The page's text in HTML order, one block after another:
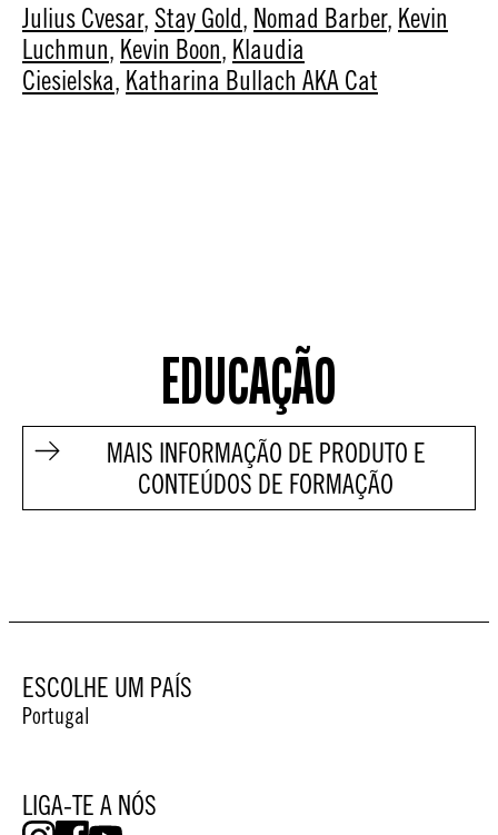
Julius Cvesar, Stay Gold, Nomad Barber, Kevin
Luchmun, Kevin Boon, Klaudia
Ciesielska, Katharina Bullach AKA Cat
EDUCAÇÃO
MAIS INFORMAÇÃO DE PRODUTO E
CONTEÚDOS DE FORMAÇÃO
ESCOLHE UM PAÍS
Portugal
LIGA-TE A NÓS